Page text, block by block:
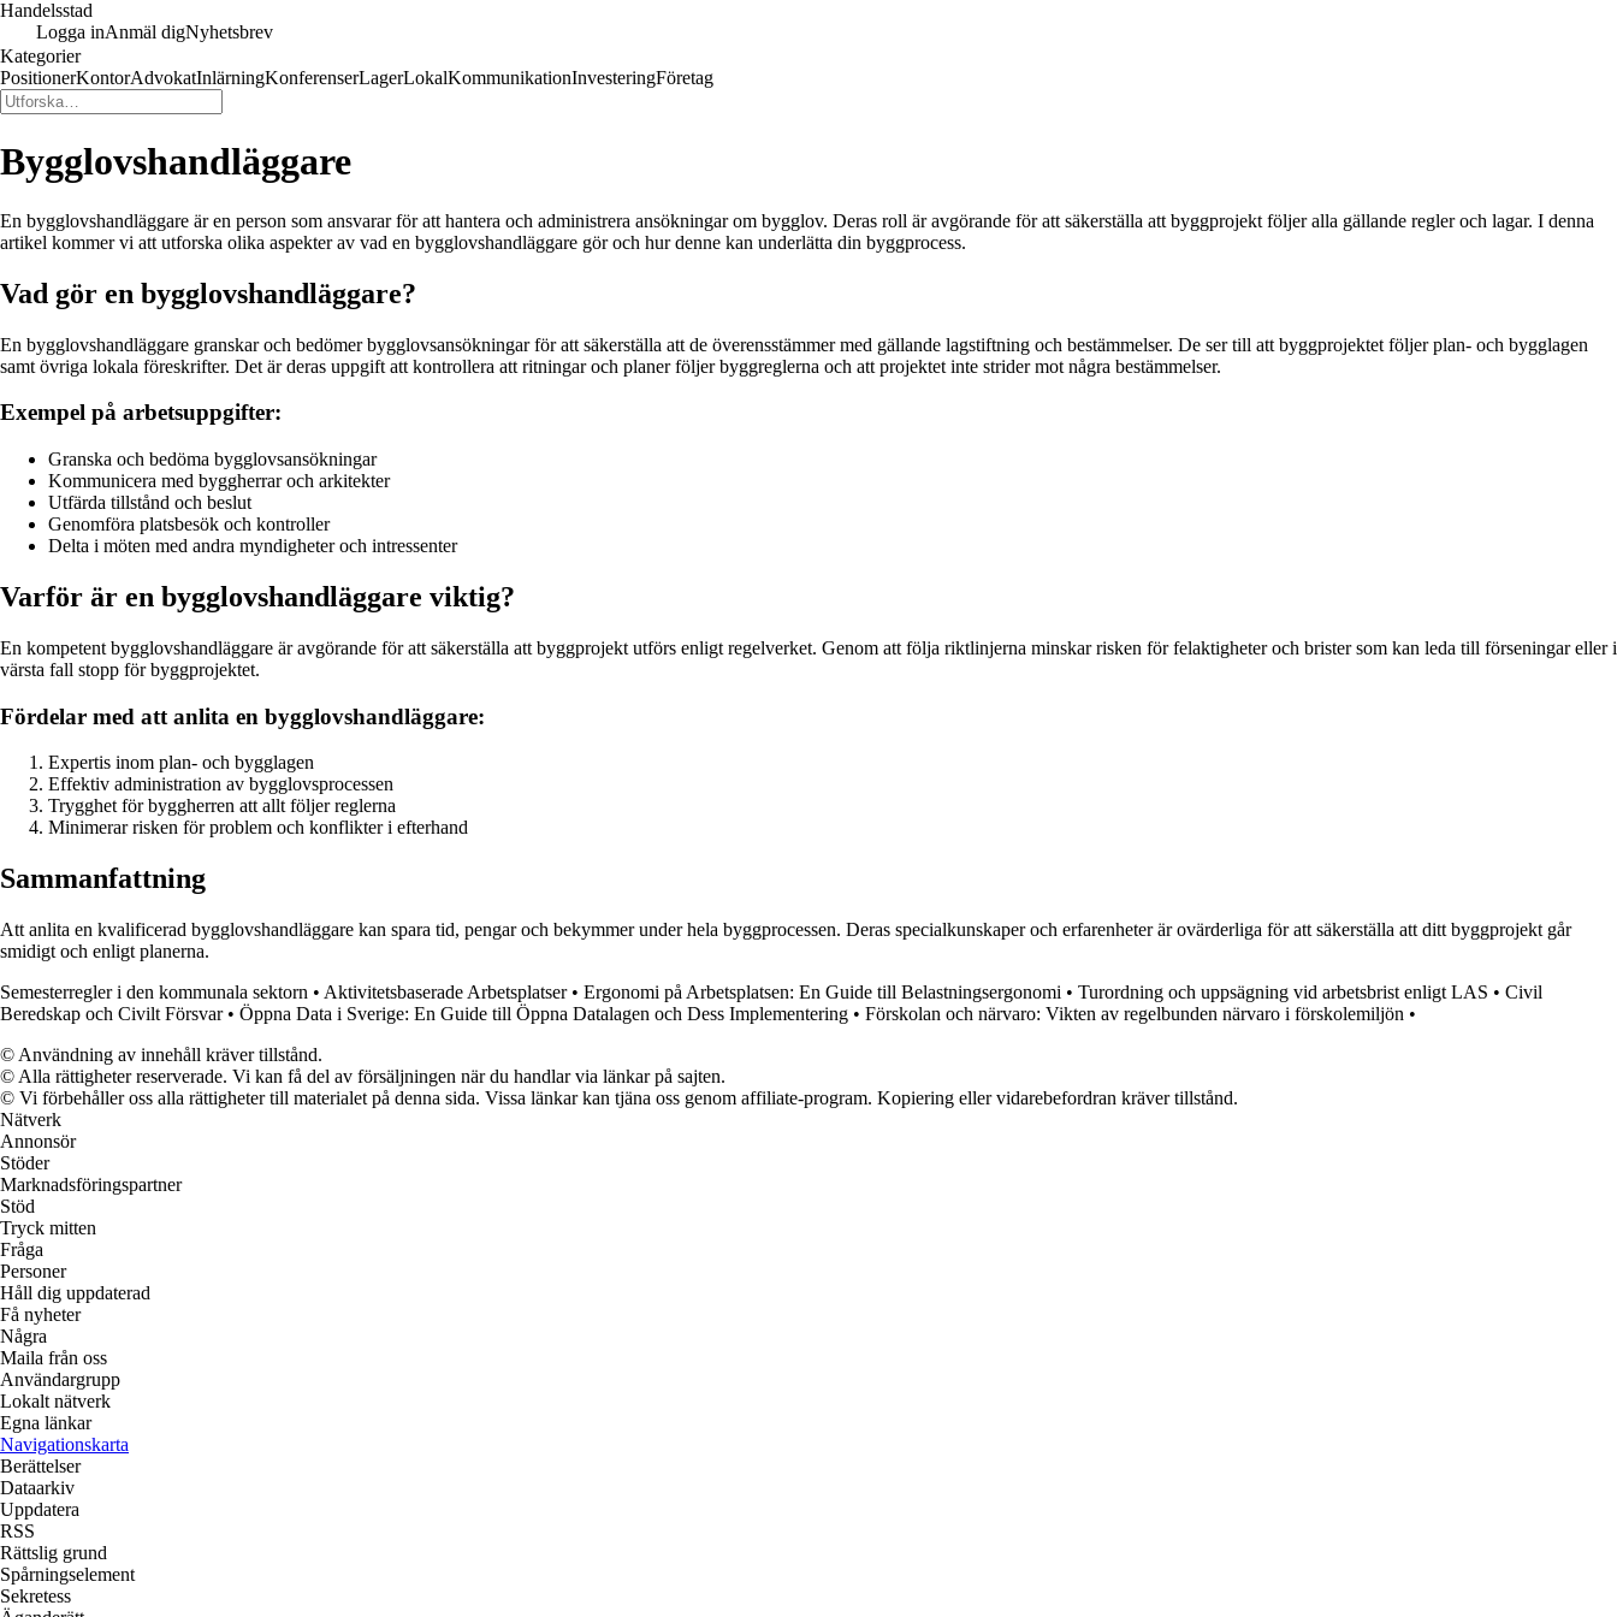
Handelsstad
Logga inAnmäl digNyhetsbrev
Kategorier
PositionerKontorAdvokatInlärningKonferenserLagerLokalKommunikationInvesteringFöretag
Bygglovshandläggare
En bygglovshandläggare är en person som ansvarar för att hantera och administrera ansökningar om bygglov. Deras roll är avgörande för att säkerställa att byggprojekt följer alla gällande regler och lagar. I denna
artikel kommer vi att utforska olika aspekter av vad en bygglovshandläggare gör och hur denne kan underlätta din byggprocess.
Vad gör en bygglovshandläggare?
En bygglovshandläggare granskar och bedömer bygglovsansökningar för att säkerställa att de överensstämmer med gällande lagstiftning och bestämmelser. De ser till att byggprojektet följer plan- och bygglagen
samt övriga lokala föreskrifter. Det är deras uppgift att kontrollera att ritningar och planer följer byggreglerna och att projektet inte strider mot några bestämmelser.
Exempel på arbetsuppgifter:
Granska och bedöma bygglovsansökningar
Kommunicera med byggherrar och arkitekter
Utfärda tillstånd och beslut
Genomföra platsbesök och kontroller
Delta i möten med andra myndigheter och intressenter
Varför är en bygglovshandläggare viktig?
En kompetent bygglovshandläggare är avgörande för att säkerställa att byggprojekt utförs enligt regelverket. Genom att följa riktlinjerna minskar risken för felaktigheter och brister som kan leda till förseningar eller i
värsta fall stopp för byggprojektet.
Fördelar med att anlita en bygglovshandläggare:
Expertis inom plan- och bygglagen
Effektiv administration av bygglovsprocessen
Trygghet för byggherren att allt följer reglerna
Minimerar risken för problem och konflikter i efterhand
Sammanfattning
Att anlita en kvalificerad bygglovshandläggare kan spara tid, pengar och bekymmer under hela byggprocessen. Deras specialkunskaper och erfarenheter är ovärderliga för att säkerställa att ditt byggprojekt går
smidigt och enligt planerna.
Semesterregler i den kommunala sektorn • Aktivitetsbaserade Arbetsplatser• Ergonomi på Arbetsplatsen: En Guide till Belastningsergonomi • Turordning och uppsägning vid arbetsbrist enligt LAS • Civil
Beredskap och Civilt Försvar• Öppna Data i Sverige: En Guide till Öppna Datalagen och Dess Implementering • Förskolan och närvaro: Vikten av regelbunden närvaro i förskolemiljön •
© Användning av innehåll kräver tillstånd.
© Alla rättigheter reserverade. Vi kan få del av försäljningen när du handlar via länkar på sajten.
© Vi förbehåller oss alla rättigheter till materialet på denna sida. Vissa länkar kan tjäna oss genom affiliate-program. Kopiering eller vidarebefordran kräver tillstånd.
Nätverk
Annonsör
Stöder
Marknadsföringspartner
Stöd
Tryck mitten
Fråga
Personer
Håll dig uppdaterad
Få nyheter
Några
Maila från oss
Användargrupp
Lokalt nätverk
Egna länkar
Navigationskarta
Berättelser
Dataarkiv
Uppdatera
RSS
Rättslig grund
Spårningselement
Sekretess